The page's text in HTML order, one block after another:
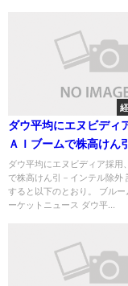
ダウ平均にエヌビディ
ＡＩブームで株高けん
テル除外
ダウ平均にエヌビディア採用
で株高けん引－インテル除外
すると以下のとおり。 ブルー
ーケットニュース ダウ平...